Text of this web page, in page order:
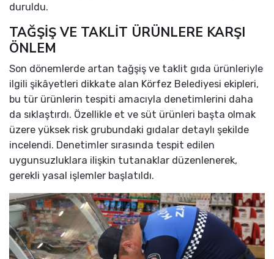
duruldu.
TAĞŞİŞ VE TAKLİT ÜRÜNLERE KARŞI
ÖNLEM
Son dönemlerde artan tağşiş ve taklit gıda ürünleriyle
ilgili şikâyetleri dikkate alan Körfez Belediyesi ekipleri,
bu tür ürünlerin tespiti amacıyla denetimlerini daha
da sıklaştırdı. Özellikle et ve süt ürünleri başta olmak
üzere yüksek risk grubundaki gıdalar detaylı şekilde
incelendi. Denetimler sırasında tespit edilen
uygunsuzluklara ilişkin tutanaklar düzenlenerek,
gerekli yasal işlemler başlatıldı.